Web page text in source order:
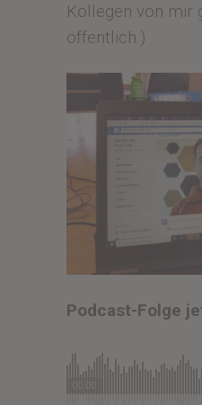
Kollegen von mir
öffentlich.)
Podcast-Folge